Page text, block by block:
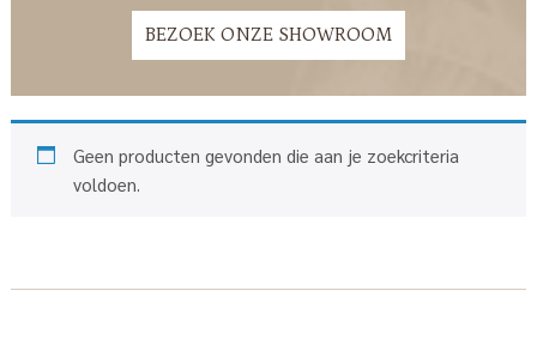
BEZOEK ONZE SHOWROOM
Geen producten gevonden die aan je zoekcriteria
voldoen.